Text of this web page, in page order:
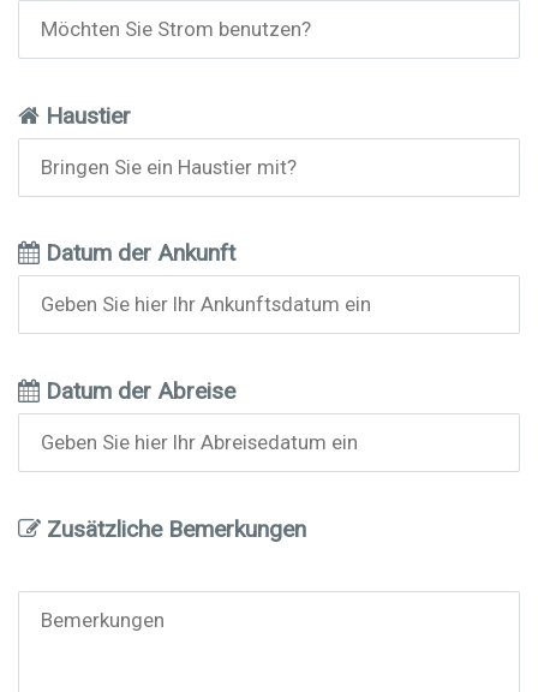
Haustier
Datum der Ankunft
Datum der Abreise
Zusätzliche Bemerkungen